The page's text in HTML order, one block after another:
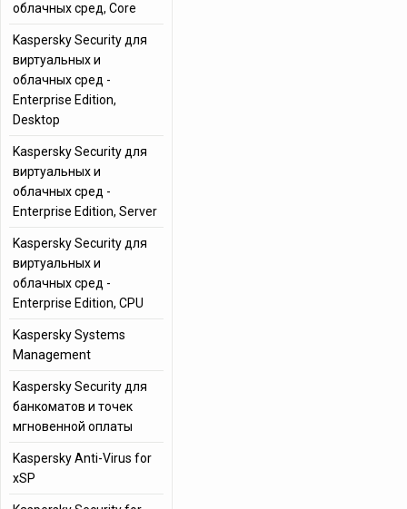
облачных сред, Core
Kaspersky Security для
виртуальных и
облачных сред -
Enterprise Edition,
Desktop
Kaspersky Security для
виртуальных и
облачных сред -
Enterprise Edition, Server
Kaspersky Security для
виртуальных и
облачных сред -
Enterprise Edition, CPU
Kaspersky Systems
Management
Kaspersky Security для
банкоматов и точек
мгновенной оплаты
Kaspersky Anti-Virus for
xSP